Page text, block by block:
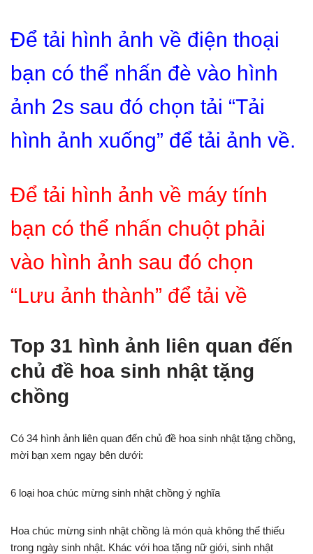
Để tải hình ảnh về điện thoại
bạn có thể nhấn đè vào hình
ảnh 2s sau đó chọn tải “Tải
hình ảnh xuống” để tải ảnh về.
Để tải hình ảnh về máy tính
bạn có thể nhấn chuột phải
vào hình ảnh sau đó chọn
“Lưu ảnh thành” để tải về
Top 31 hình ảnh liên quan đến
chủ đề hoa sinh nhật tặng
chồng
Có 34 hình ảnh liên quan đến chủ đề hoa sinh nhật tặng chồng,
mời bạn xem ngay bên dưới:
6 loại hoa chúc mừng sinh nhật chồng ý nghĩa
Hoa chúc mừng sinh nhật chồng là món quà không thể thiếu
trong ngày sinh nhật. Khác với hoa tặng nữ giới, sinh nhật